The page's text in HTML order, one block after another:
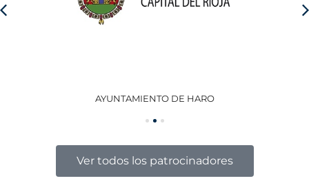
AYUNTAMIENTO DE HARO
Ver todos los patrocinadores